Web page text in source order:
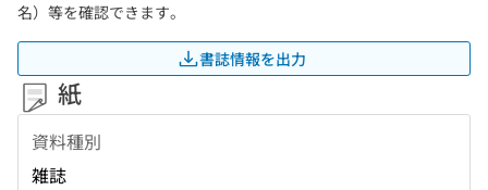
名）等を確認できます。
書誌情報を出力
紙
資料種別
雑誌